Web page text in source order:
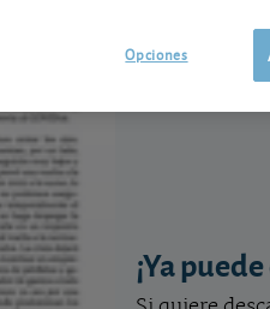
¡Ya
Opciones